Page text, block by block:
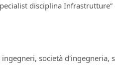
disciplina Infrastrutture”
società d'ingegneria,